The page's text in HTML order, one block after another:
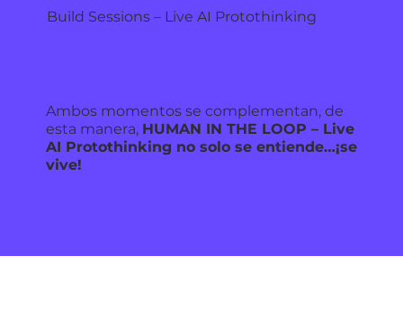
Build Sessions – Live AI Protothinking
Ambos momentos se complementan, de
esta manera, HUMAN IN THE LOOP – Live
AI Protothinking no solo se entiende…¡se
vive!